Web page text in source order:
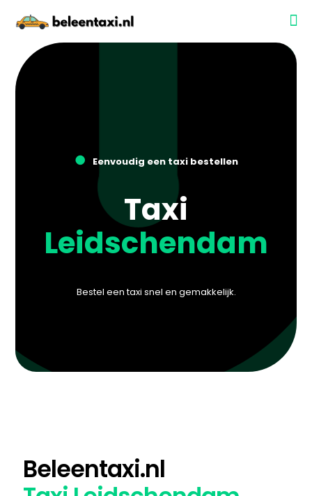
● Eenvoudig een taxi bestellen
Taxi
Leidschendam
Bestel een taxi snel en gemakkelijk.
Beleentaxi.nl